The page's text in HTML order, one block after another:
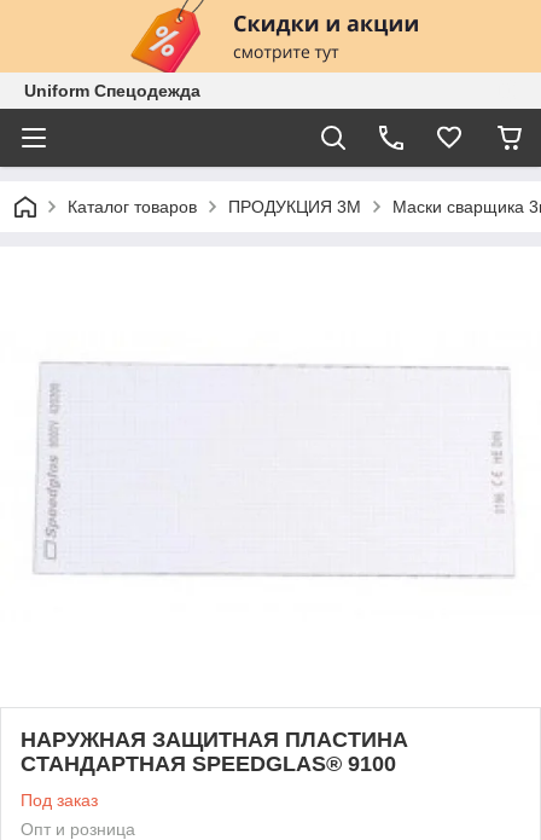
Uniform Спецодежда
Каталог товаров ПРОДУКЦИЯ 3М Маски сварщика
НАРУЖНАЯ ЗАЩИТНАЯ ПЛАСТИНА
СТАНДАРТНАЯ SPEEDGLAS® 9100
Под заказ
Опт и розница